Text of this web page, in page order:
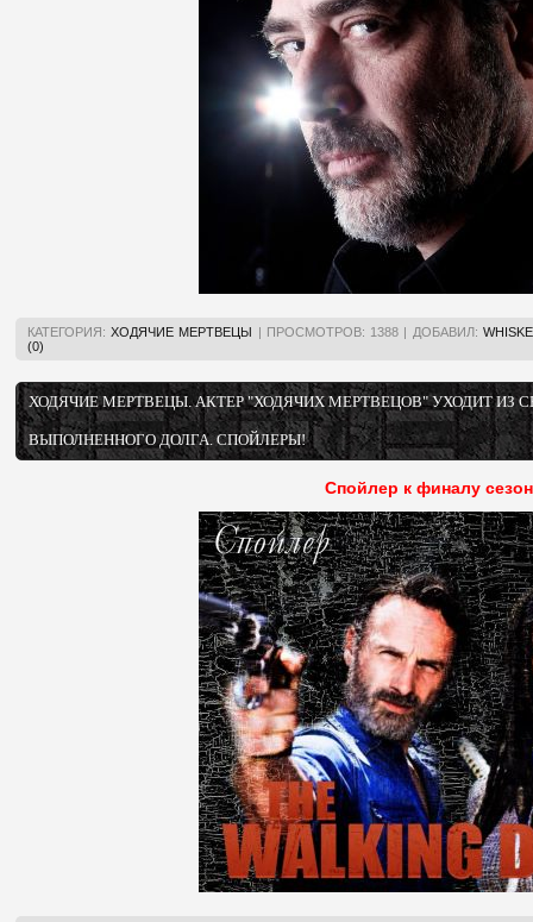
КАТЕГОРИЯ: ХОДЯЧИЕ МЕРТВЕЦЫ | ПРОСМОТРОВ: 1388 | ДОБАВИЛ:
(0)
ХОДЯЧИЕ МЕРТВЕЦЫ. АКТЕР "ХОДЯЧИХ МЕРТВЕЦОВ" УХОДИТ ИЗ
ВЫПОЛНЕННОГО ДОЛГА. СПОЙЛЕРЫ!
Спойлер к финалу